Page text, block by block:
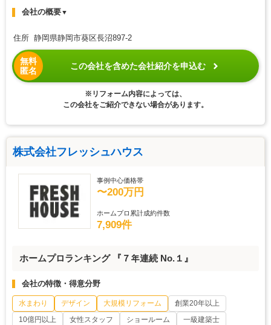
会社の概要▼
住所 静岡県静岡市葵区長沼897-2
無料
匿名
この会社を含めた会社紹介を申込む
※リフォーム内容によっては、
この会社をご紹介できない場合があります。
株式会社フレッシュハウス
事例中心価格帯
〜200万円
ホームプロ累計成約件数
7,909件
ホームプロランキング 『７年連続 No.１』
会社の特徴・得意分野
水まわり デザイン 大規模リフォーム
創業20年以上
10億円以上
女性スタッフ ショールーム 一級建築士